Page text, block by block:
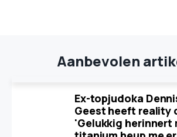
Aanbevolen
Ex-topjudoka
Geest heeft reality
'Gelukkig herinnert